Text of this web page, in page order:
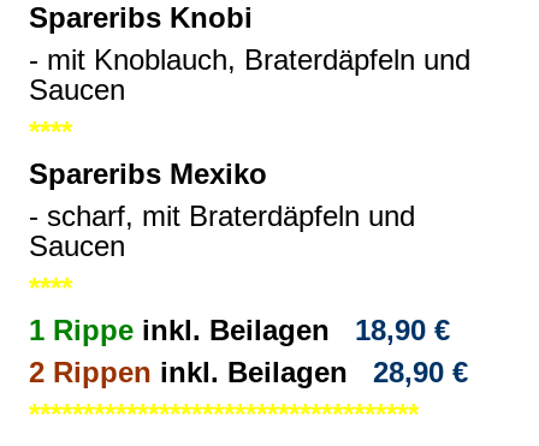
Spareribs Knobi
- mit Knoblauch, Braterdäpfeln und
Saucen
****
Spareribs Mexiko
- scharf, mit Braterdäpfeln und
Saucen
****
1 Rippe inkl. Beilagen
18,90 €
2 Rippen inkl. Beilagen
28,90 €
************************************